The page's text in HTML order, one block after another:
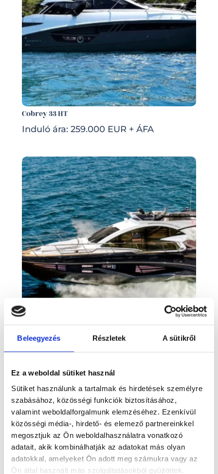
Beleegyezés Részletek A sütikről
Ez a weboldal sütiket használ
Sütiket használunk a tartalmak és hirdetések személyre
szabásához, közösségi funkciók biztosításához,
valamint weboldalforgalmunk elemzéséhez. Ezenkívül
közösségi média-, hirdető- és elemező partnereinkkel
megosztjuk az Ön weboldalhasználatra vonatkozó
adatait, akik kombinálhatják az adatokat más olyan
adatokkal, amelyeket Ön adott meg számukra vagy az
Ön által használt más szolgáltatásokból gyűjtöttek.
Cobrey 33 HT
Induló ára: 259.000 EUR + ÁFA
Cobrey 42 Fly
Induló ára: 523.446 EUR (nettó)